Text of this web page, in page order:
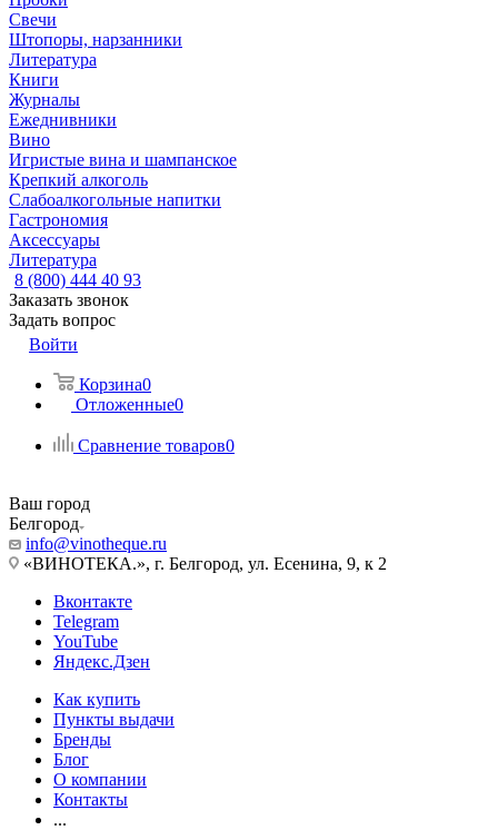
Свечи
Штопоры, нарзанники
Литература
Книги
Журналы
Ежеднивники
Вино
Игристые вина и шампанское
Крепкий алкоголь
Слабоалкогольные напитки
Гастрономия
Аксессуары
Литература
8 (800) 444 40 93
Заказать звонок
Задать вопрос
Войти
Корзина0
Отложенные0
Сравнение товаров0
Ваш город
Белгород
info@vinotheque.ru
«ВИНОТЕКА.», г. Белгород, ул. Есенина, 9, к 2
Вконтакте
Telegram
YouTube
Яндекс.Дзен
Как купить
Пункты выдачи
Бренды
Блог
О компании
Контакты
...